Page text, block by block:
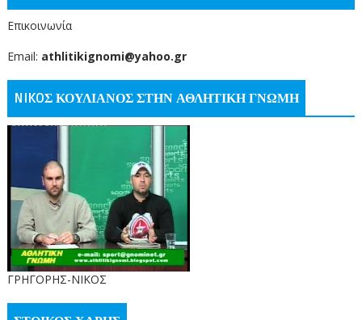
Επικοινωνία
Email: athlitikignomi@yahoo.gr
NIKOΣ ΚΟΥΛΙΑΝΟΣ ΣΤΗΝ ΑΘΛΗΤΙΚΗ ΓΝΩΜΗ
ΓΡΗΓΟΡΗΣ-ΝΙΚΟΣ